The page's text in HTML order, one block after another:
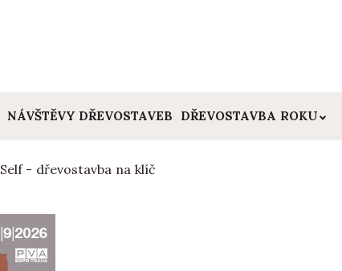
NÁVŠTĚVY DŘEVOSTAVEB DŘEVOSTAVBA ROKU
Self - dřevostavba na klíč